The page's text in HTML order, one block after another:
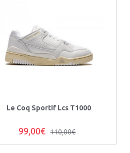
Le Coq Sportif Lcs T1000
99,00€ 110,00€